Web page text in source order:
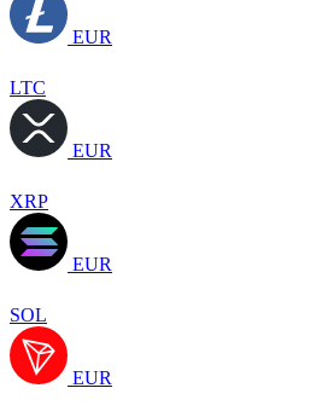
EUR
LTC
EUR
XRP
EUR
SOL
EUR